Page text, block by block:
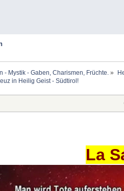
- Mystik - Gaben, Charismen, Früchte. »
in Heilig Geist - Südtirol!
La